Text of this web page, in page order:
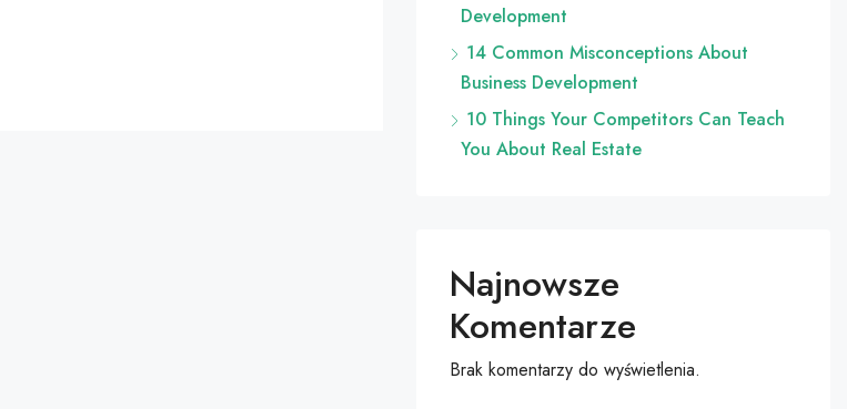
Development
14 Common Misconceptions About
Business Development
10 Things Your Competitors Can Teach
You About Real Estate
Najnowsze
Komentarze
Brak komentarzy do wyświetlenia.